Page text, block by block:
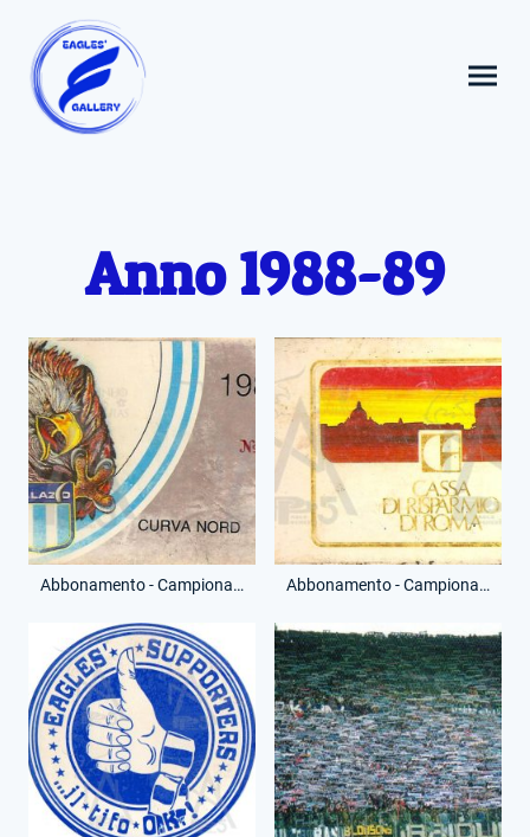
Anno 1988-89
Abbonamento - Campionato Serie A - Curva Nord - (Fronte) Abbonamento - Campionato Serie A - Curva Nord - (Retro)